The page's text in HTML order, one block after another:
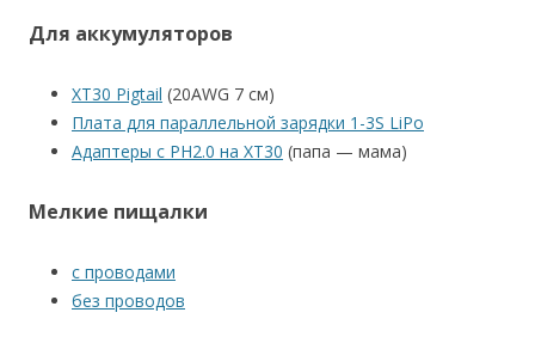
Для аккумуляторов
XT30 Pigtail (20AWG 7 см)
Плата для параллельной зарядки 1-3S LiPo
Адаптеры с PH2.0 на XT30 (папа — мама)
Мелкие пищалки
с проводами
без проводов